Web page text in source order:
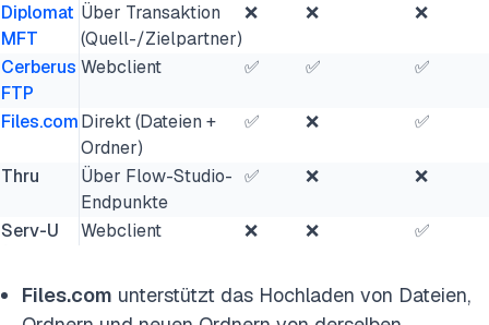
Diplomat
MFT
Über Transaktion
(Quell-/Zielpartner)
❌ ❌ ❌
Cerberus
FTP
Webclient ✅ ✅ ✅
Files.comDirekt (Dateien +
Ordner)
✅ ❌ ✅
Thru
Über Flow-Studio-
Endpunkte
✅ ❌ ❌
Serv-U Webclient ❌ ❌ ✅
Files.com unterstützt das Hochladen von Dateien,